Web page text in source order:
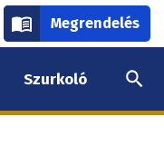
Megrendelés
Szurkoló